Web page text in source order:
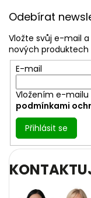
Odebírat
Vložte svůj e-mail
nových
E-mail
Vložením e-mailu
podmínkami
Přihlásit se